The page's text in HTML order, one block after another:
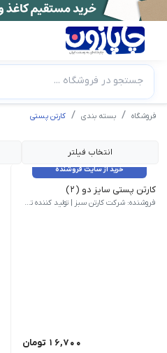
جستجو در فروشگاه ...
فروشگاه بسته بندی کارتن پستی
انتخاب فیلتر
خرید از سایت فروشنده
کارتن پستی سایز دو (۲)
وزن 82 گرم | ابعاد بیرونی 200 × 150 × 100 میلی‌متر | نام کالا کارتن پستی سایز دو (2) | مدل فنی B01 | روش ساخت بسته بندی | تعداد لایه سه لایه | نوع فلوت C | رنگ رویه قهوه ای
فروشنده: شرکت کارتن سبز | تولید کننده تخصصی کارتن و جعبه
16,700 تومان